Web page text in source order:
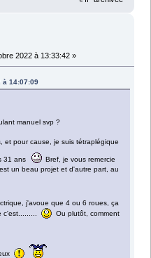
2022 à 13:33:42 »
à 14:07:09
manuel svp ?
et pour cause, je suis tétraplégique
31 ans
Bref, je vous remercie
un beau projet et d'autre part, au
j'avoue que 4 ou 6 roues, ça
c'est.........
Ou plutôt, comment